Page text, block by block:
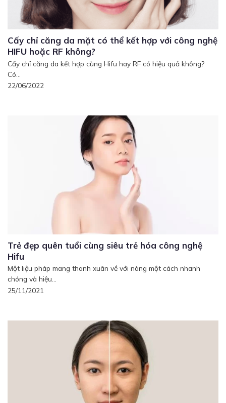
Cấy chỉ căng da mặt có thể kết hợp với công nghệ
HIFU hoặc RF không?
Cấy chỉ căng da kết hợp cùng Hifu hay RF có hiệu quả không?
Có...
22/06/2022
Trẻ đẹp quên tuổi cùng siêu trẻ hóa công nghệ
Hifu
Một liệu pháp mang thanh xuân về với nàng một cách nhanh
chóng và hiệu...
25/11/2021